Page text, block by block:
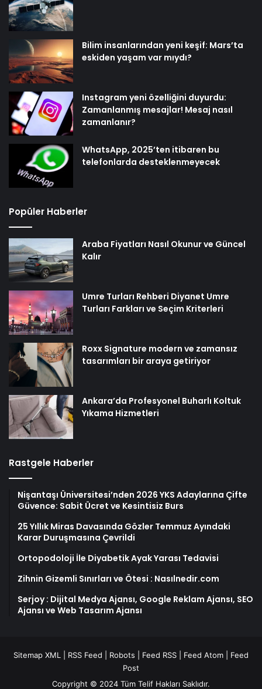
Bilim insanlarından yeni keşif: Mars’ta
eskiden yaşam var mıydı?
Instagram yeni özelliğini duyurdu:
Zamanlanmış mesajlar! Mesaj nasıl
zamanlanır?
WhatsApp, 2025’ten itibaren bu
telefonlarda desteklenmeyecek
Popüler Haberler
Araba Fiyatları Nasıl Okunur ve Güncel
Kalır
Umre Turları Rehberi Diyanet Umre
Turları Farkları ve Seçim Kriterleri
Roxx Signature modern ve zamansız
tasarımları bir araya getiriyor
Ankara’da Profesyonel Buharlı Koltuk
Yıkama Hizmetleri
Rastgele Haberler
Nişantaşı Üniversitesi’nden 2026 YKS Adaylarına Çifte
Güvence: Sabit Ücret ve Kesintisiz Burs
25 Yıllık Miras Davasında Gözler Temmuz Ayındaki
Karar Duruşmasına Çevrildi
Ortopodoloji İle Diyabetik Ayak Yarası Tedavisi
Zihnin Gizemli Sınırları ve Ötesi : Nasılnedir.com
Serjoy : Dijital Medya Ajansı, Google Reklam Ajansı, SEO
Ajansı ve Web Tasarım Ajansı
Sitemap XML RSS Feed Robots Feed RSS Feed Atom
Feed
Post
Copyright © 2024 Tüm Telif Hakları Saklıdır.